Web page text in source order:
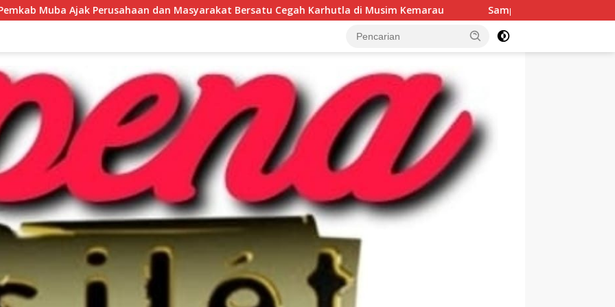
dan Masyarakat Bersatu Cegah Karhutla di Musim Kemarau Sampah Menggunung di Jalan Irigasi